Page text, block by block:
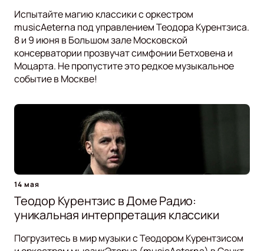
Испытайте магию классики с оркестром
musicAeterna под управлением Теодора Курентзиса.
8 и 9 июня в Большом зале Московской
консерватории прозвучат симфонии Бетховена и
Моцарта. Не пропустите это редкое музыкальное
событие в Москве!
14 мая
Теодор Курентзис в Доме Радио:
уникальная интерпретация классики
Погрузитесь в мир музыки с Теодором Курентзисом